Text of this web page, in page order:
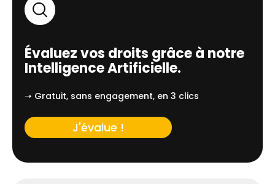
Évaluez vos droits grâce à notre
Intelligence Artificielle.
➝ Gratuit, sans engagement, en 3 clics
J'évalue !